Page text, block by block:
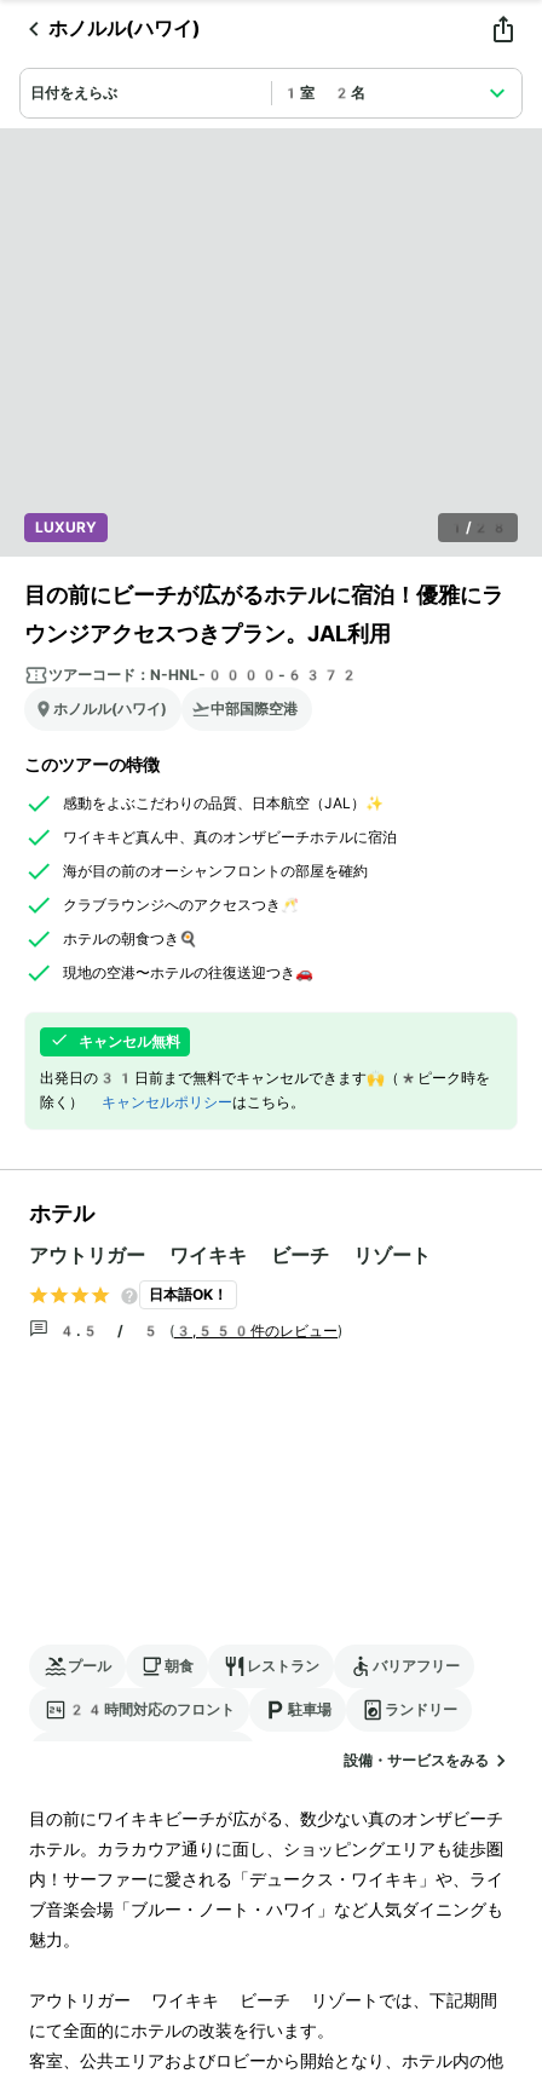
ホノルル(ハワイ)
日付をえらぶ 1室 2名
1 / 28
LUXURY
目の前にビーチが広がるホテルに宿泊！優雅にラ
ウンジアクセスつきプラン。JAL利用
ツアーコード： N-HNL-0000-6372
ホノルル(ハワイ)
中部国際空港
このツアーの特徴
感動をよぶこだわりの品質、日本航空（JAL）✨
ワイキキど真ん中、真のオンザビーチホテルに宿泊
海が目の前のオーシャンフロントの部屋を確約
クラブラウンジへのアクセスつき🥂
ホテルの朝食つき🍳
現地の空港〜ホテルの往復送迎つき🚗
キャンセル無料
出発日の31日前まで無料でキャンセルできます🙌（*ピーク時を
除く） キャンセルポリシーはこちら。
ホテル
アウトリガー ワイキキ ビーチ リゾート
日本語OK！
4.5 / 5 ( 3,550件のレビュー)
プール 朝食 レストラン バリアフリー
24時間対応のフロント 駐車場 ランドリー
設備・サービスをみる
目の前にワイキキビーチが広がる、数少ない真のオンザビーチ
ホテル。カラカウア通りに面し、ショッピングエリアも徒歩圏
内！サーファーに愛される「デュークス・ワイキキ」や、ライ
ブ音楽会場「ブルー・ノート・ハワイ」など人気ダイニングも
魅力。
アウトリガー ワイキキ ビーチ リゾートでは、下記期間
にて全面的にホテルの改装を行います。
客室、公共エリアおよびロビーから開始となり、ホテル内の他